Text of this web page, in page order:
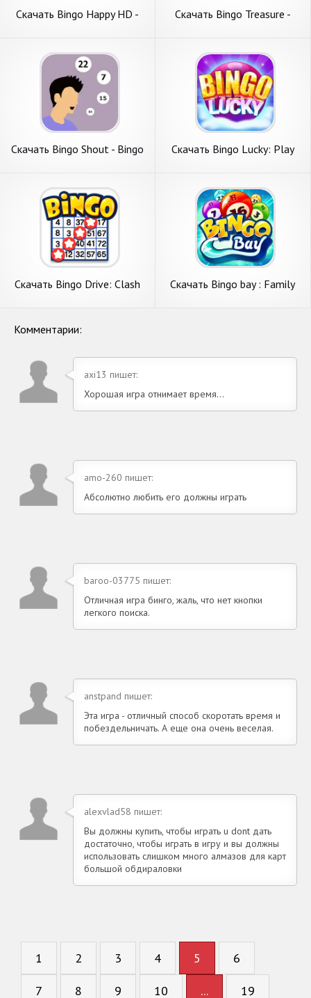
Скачать Bingo Happy HD -
Скачать Bingo Treasure -
Андроид
Скачать Bingo Shout - Bingo
Скачать Bingo Lucky: Play
Андроид
Скачать Bingo Drive: Clash
Скачать Bingo bay : Family
Комментарии:
axi13 пишет:
Хорошая игра отнимает время...
amo-260 пишет:
Абсолютно любить его должны играть
baroo-03775 пишет:
Отличная игра бинго, жаль, что нет кнопки
легкого поиска.
anstpand пишет:
Эта игра - отличный способ скоротать время и
побездельничать. А еще она очень веселая.
alexvlad58 пишет:
Вы должны купить, чтобы играть u dont дать
достаточно, чтобы играть в игру и вы должны
использовать слишком много алмазов для карт
большой обдираловки
1 2 3 4 5 6
7 8 9 10 ... 19